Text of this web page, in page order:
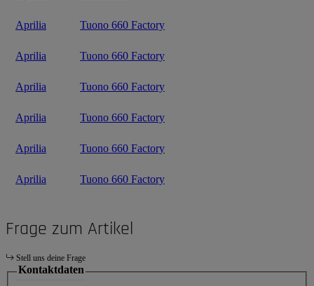
Aprilia Tuono 660 Factory
Aprilia Tuono 660 Factory
Aprilia Tuono 660 Factory
Aprilia Tuono 660 Factory
Aprilia Tuono 660 Factory
Aprilia Tuono 660 Factory
Frage zum Artikel
Stell uns deine Frage
Kontaktdaten